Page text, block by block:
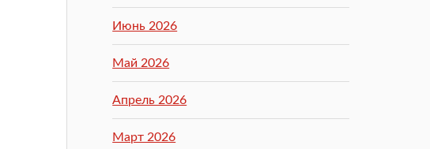
Июнь 2026
Май 2026
Апрель 2026
Март 2026